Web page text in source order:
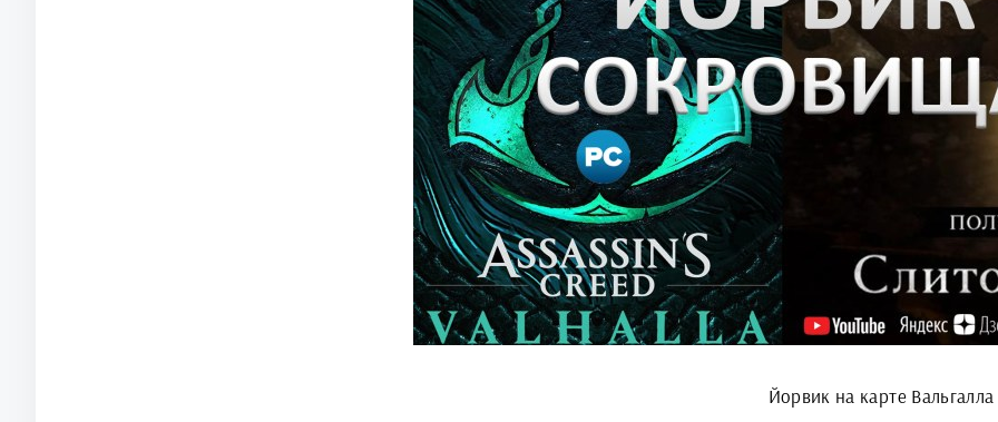
Йорвик на карте Вальгалла